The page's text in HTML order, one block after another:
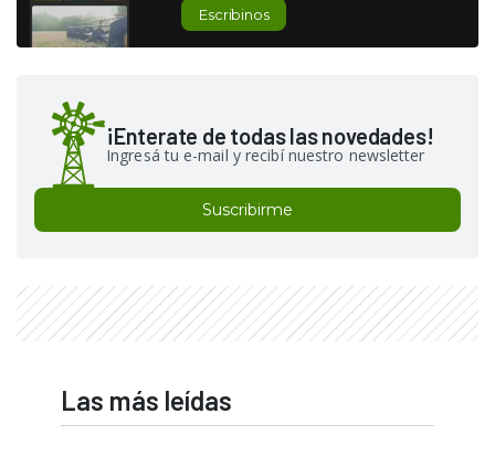
Escribinos
¡Enterate de todas las novedades!
Ingresá tu e-mail y recibí nuestro newsletter
Suscribirme
Las más leídas